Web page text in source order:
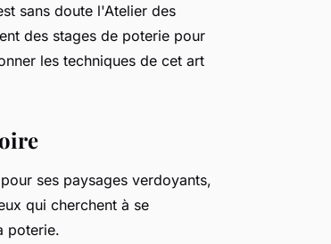
sans doute l'Atelier des
des stages de poterie pour
les techniques de cet art
ses paysages verdoyants,
qui cherchent à se
poterie.